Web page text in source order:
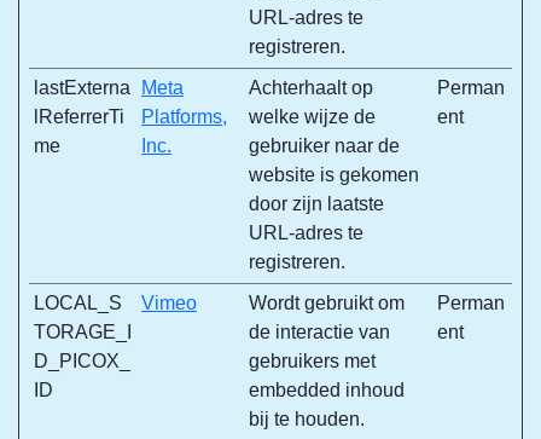
URL-adres te
registreren.
lastExterna
lReferrerTi
me
Meta
Platforms,
Inc.
Achterhaalt op
welke wijze de
gebruiker naar de
website is gekomen
door zijn laatste
URL-adres te
registreren.
Perman
ent
LOCAL_S
TORAGE_I
D_PICOX_
ID
Vimeo
Wordt gebruikt om
de interactie van
gebruikers met
embedded inhoud
bij te houden.
Perman
ent